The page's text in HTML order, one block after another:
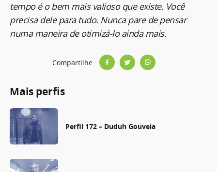
tempo é o bem mais valioso que existe. Você
precisa dele para tudo. Nunca pare de pensar
numa maneira de otimizá-lo ainda mais.
Compartilhe:
Mais perfis
Perfil 172 – Duduh Gouveia